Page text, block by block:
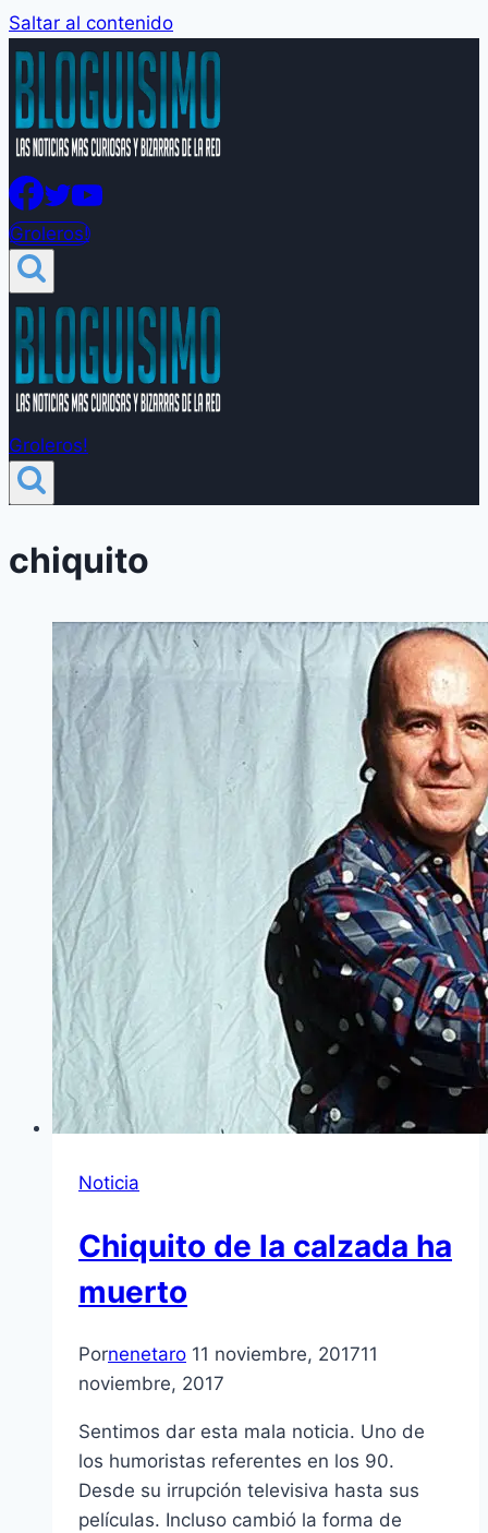
Saltar al contenido
Groleros!
Groleros!
chiquito
Noticia
Chiquito de la calzada ha
muerto
Pornenetaro 11 noviembre, 201711
noviembre, 2017
Sentimos dar esta mala noticia. Uno de
los humoristas referentes en los 90.
Desde su irrupción televisiva hasta sus
películas. Incluso cambió la forma de